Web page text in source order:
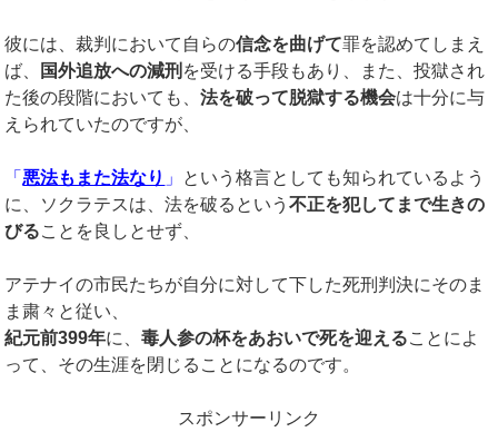
彼には、裁判において自らの信念を曲げて罪を認めてしまえ
ば、
国外追放への減刑 を受ける手段もあり、また、投獄され
た後の段階においても、法を破って脱獄する機会は十分に与
えられていたのですが、
「 悪法もまた法なり 」 という格言としても知られているよう
に、ソクラテスは、法を破るという不正を犯してまで生きの
びることを良しとせず、
アテナイの市民たちが自分に対して下した死刑判決にそのま
ま粛々と従い、
紀元前399年に、毒人参の杯をあおいで死を迎えることによ
って、その生涯を閉じることになるのです。
スポンサーリンク